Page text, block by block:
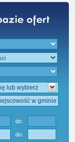
do:
do: